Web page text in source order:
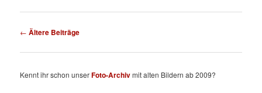
Beitragsnavigation
← Ältere Beiträge
Kennt ihr schon unserFoto-Archivmit alten Bildern ab 2009?